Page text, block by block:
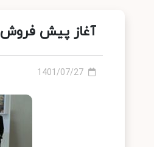
آغاز پیش فروش ۴ محصول سایپا از فردا
1401/07/27